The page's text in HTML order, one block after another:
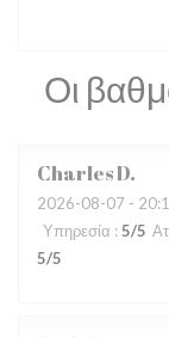
Οι
CharlesD
2026-08-07 -
Υπηρεσία : 5/5
5/5